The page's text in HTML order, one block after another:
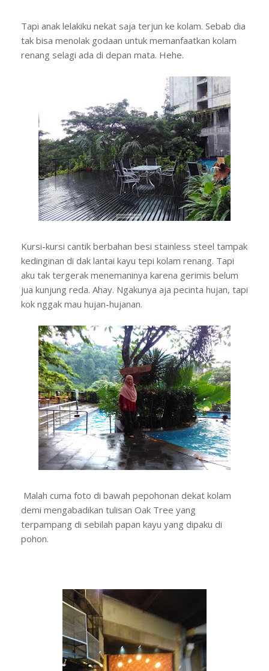
Tapi anak lelakiku nekat saja terjun ke kolam. Sebab dia
tak bisa menolak godaan untuk memanfaatkan kolam
renang selagi ada di depan mata. Hehe.
Kursi-kursi cantik berbahan besi stainless steel tampak
kedinginan di dak lantai kayu tepi kolam renang. Tapi
aku tak tergerak menemaninya karena gerimis belum
jua kunjung reda. Ahay. Ngakunya aja pecinta hujan, tapi
kok nggak mau hujan-hujanan.
Malah cuma foto di bawah pepohonan dekat kolam
demi mengabadikan tulisan Oak Tree yang
terpampang di sebilah papan kayu yang dipaku di
pohon.